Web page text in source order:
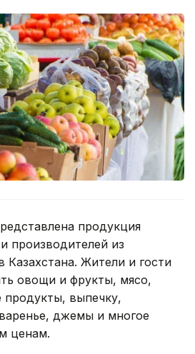
продукция
производителей из
Казахстана. Жители и гости
овощи и фрукты, мясо,
выпечку,
джемы и многое
ценам.